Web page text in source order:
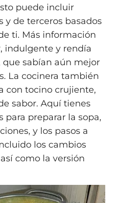
puede incluir
y de terceros basados
ti. Más información
indulgente y rendía
que sabían aún mejor
La cocinera también
con tocino crujiente,
sabor. Aquí tienes
para preparar la sopa,
y los pasos a
los cambios
como la versión